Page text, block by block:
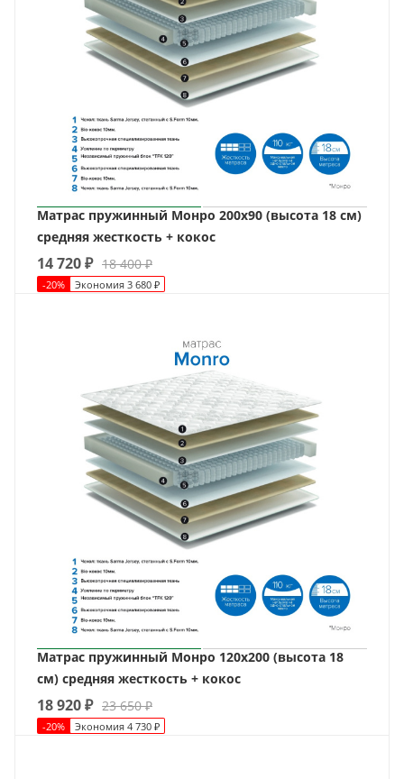
Матрас пружинный Монро 200х90 (высота 18 см)
средняя жесткость + кокос
14 720₽ 18 400₽
-20% Экономия 3 680 ₽
Матрас пружинный Монро 120х200 (высота 18
см) средняя жесткость + кокос
18 920₽ 23 650₽
-20% Экономия 4 730 ₽